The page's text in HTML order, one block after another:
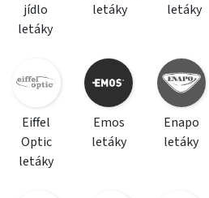
jídlo
letáky
letáky
letáky
Eiffel
Optic
letáky
Emos
letáky
Enapo
letáky